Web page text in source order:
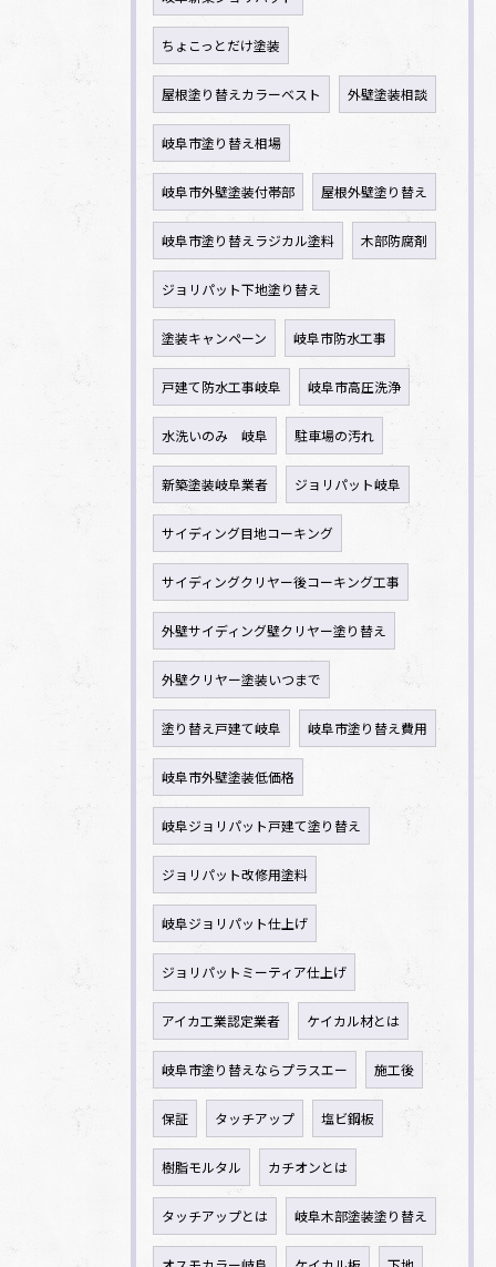
ちょこっとだけ塗装
屋根塗り替えカラーベスト 外壁塗装相談
岐阜市塗り替え相場
岐阜市外壁塗装付帯部 屋根外壁塗り替え
岐阜市塗り替えラジカル塗料 木部防腐剤
ジョリパット下地塗り替え
塗装キャンペーン 岐阜市防水工事
戸建て防水工事岐阜 岐阜市高圧洗浄
水洗いのみ 岐阜 駐車場の汚れ
新築塗装岐阜業者 ジョリパット岐阜
サイディング目地コーキング
サイディングクリヤー後コーキング工事
外壁サイディング壁クリヤー塗り替え
外壁クリヤー塗装いつまで
塗り替え戸建て岐阜 岐阜市塗り替え費用
岐阜市外壁塗装低価格
岐阜ジョリパット戸建て塗り替え
ジョリパット改修用塗料
岐阜ジョリパット仕上げ
ジョリパットミーティア仕上げ
アイカ工業認定業者 ケイカル材とは
岐阜市塗り替えならプラスエー 施工後
保証 タッチアップ 塩ビ鋼板
樹脂モルタル カチオンとは
タッチアップとは 岐阜木部塗装塗り替え